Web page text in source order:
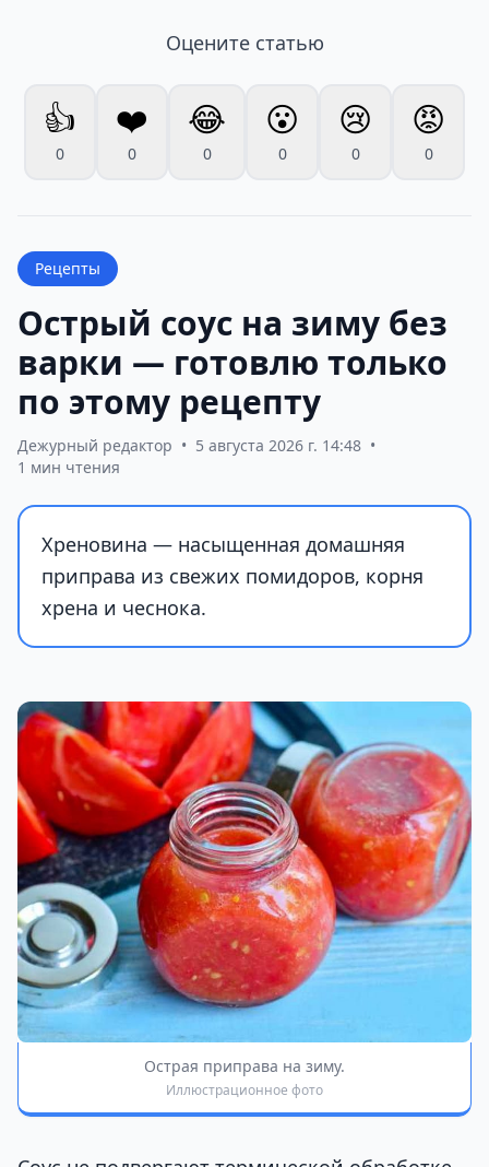
Оцените статью
👍
0
❤️
0
😂
0
😮
0
😢
0
😡
0
Рецепты
Острый соус на зиму без
варки — готовлю только
по этому рецепту
Дежурный редактор • 5 августа 2026 г. 14:48 •
1 мин чтения
Хреновина — насыщенная домашняя
приправа из свежих помидоров, корня
хрена и чеснока.
Острая приправа на зиму.
Иллюстрационное фото